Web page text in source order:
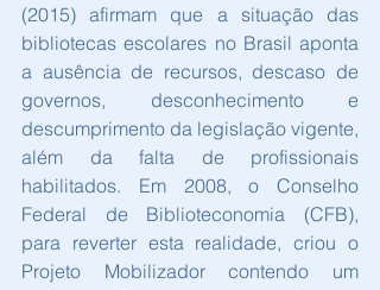
(2015) afirmam que a situação das
bibliotecas escolares no Brasil aponta
a ausência de recursos, descaso de
governos, desconhecimento e
descumprimento da legislação vigente,
além da falta de profissionais
habilitados. Em 2008, o Conselho
Federal de Biblioteconomia (CFB),
para reverter esta realidade, criou o
Projeto Mobilizador contendo um